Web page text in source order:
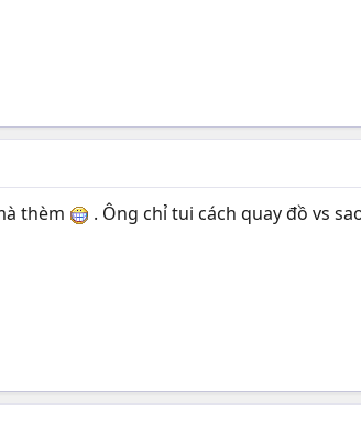
thèm . Ông chỉ tui cách quay đồ vs